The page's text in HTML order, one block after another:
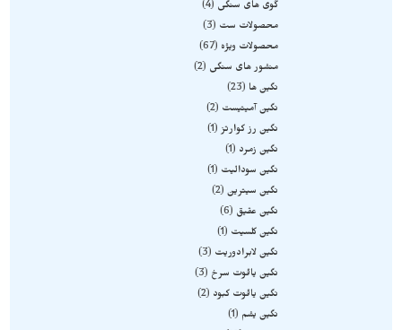
گوی های سنگی
4
محصولات ست
3
محصولات ویژه
67
منشور های سنگی
2
نگین ها
23
نگین آمیتیست
2
نگین رز کوارتز 1
نگین زمرد
1
نگین سودالیت
1
نگین سیترین 2
نگین عقیق
6
نگین کلسیت
1
نگین لابرادوریت
3
نگین یاقوت سرخ
3
نگین یاقوت کبود
2
نگین یشم
1